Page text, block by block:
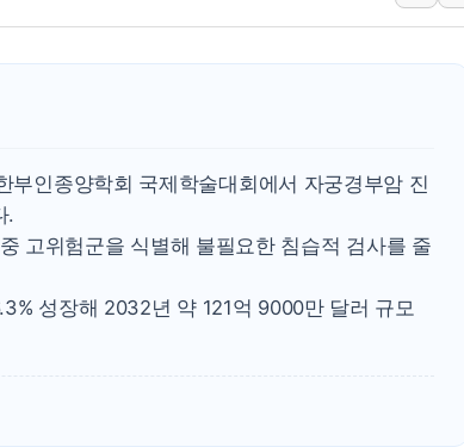
李 대통령, '6시간 마라톤 부동산 2차 회
남동발전, 해남군에 국내 최대 규모
부인종양학회 국제학술대회에서 자궁경부암 진
.
고위험군을 식별해 불필요한 침습적 검사를 줄
성장해 2032년 약 121억 9000만 달러 규모